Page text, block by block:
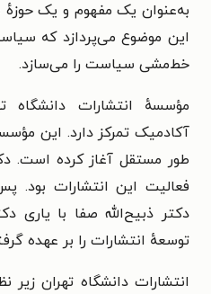
به‌عنوان یک مفهوم و یک حوزهٔ
این موضوع می‌پردازد که
خط‌مشی سیاست را می‌سازد.
مؤسسهٔ انتشارات دانشگاه
طور مستقل آغاز کرده است.
فعالیت این انتشارات بود.
دکتر ذبیح‌الله صفا با یاری
توسعهٔ انتشارات را بر عهده
انتشارات دانشگاه تهران